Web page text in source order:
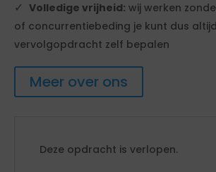
Volledige vrijheid: wij werken
of concurrentiebeding je kunt dus
vervolgopdracht zelf bepalen
Meer over ons
Deze opdracht is verlopen.